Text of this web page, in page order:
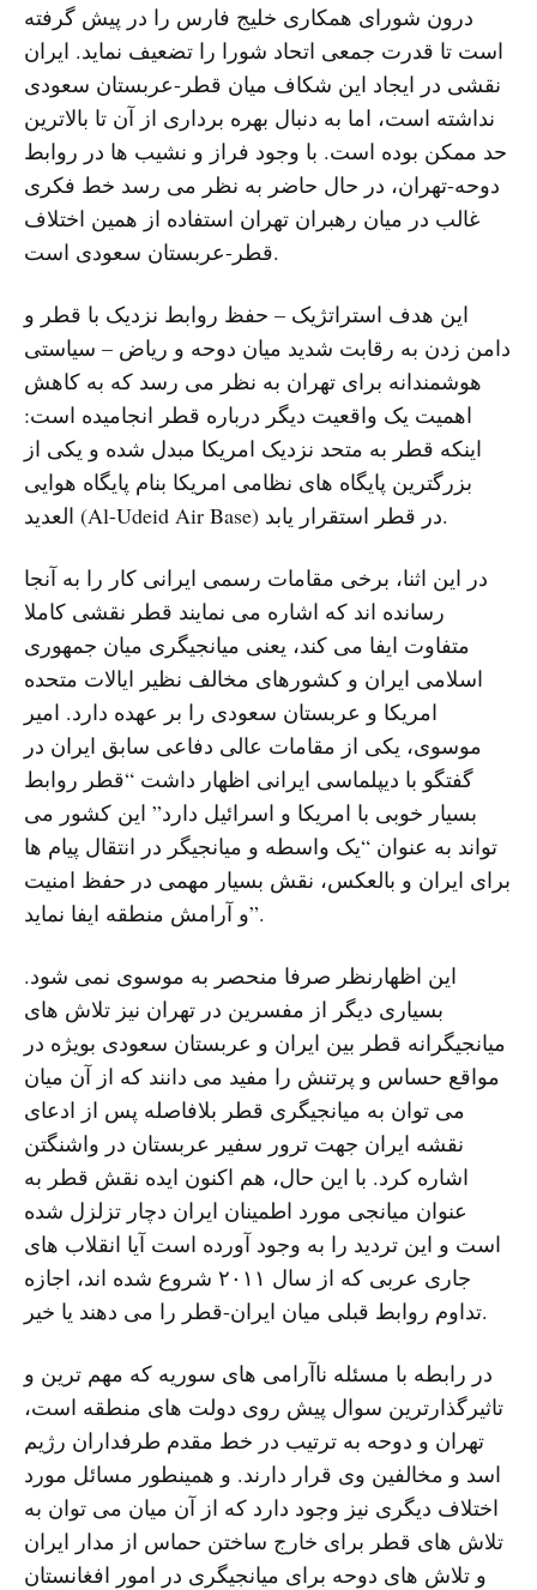
درون شورای همکاری خلیج فارس را در پیش گرفته
است تا قدرت جمعی اتحاد شورا را تضعیف نماید. ایران
نقشی در ایجاد این شکاف میان قطر-عربستان سعودی
نداشته است، اما به دنبال بهره برداری از آن تا بالاترین
حد ممکن بوده است. با وجود فراز و نشیب ها در روابط
دوحه-تهران، در حال حاضر به نظر می رسد خط فکری
غالب در میان رهبران تهران استفاده از همین اختلاف
قطر-عربستان سعودی است.
این هدف استراتژیک – حفظ روابط نزدیک با قطر و
دامن زدن به رقابت شدید میان دوحه و ریاض – سیاستی
هوشمندانه برای تهران به نظر می رسد که به کاهش
اهمیت یک واقعیت دیگر درباره قطر انجامیده است:
اینکه قطر به متحد نزدیک امریکا مبدل شده و یکی از
بزرگترین پایگاه های نظامی امریکا بنام پایگاه هوایی
العدید (Al-Udeid Air Base) در قطر استقرار یابد.
در این اثنا، برخی مقامات رسمی ایرانی کار را به آنجا
رسانده اند که اشاره می نمایند قطر نقشی کاملا
متفاوت ایفا می کند، یعنی میانجیگری میان جمهوری
اسلامی ایران و کشورهای مخالف نظیر ایالات متحده
امریکا و عربستان سعودی را بر عهده دارد. امیر
موسوی، یکی از مقامات عالی دفاعی سابق ایران در
گفتگو با دیپلماسی ایرانی اظهار داشت “قطر روابط
بسیار خوبی با امریکا و اسرائیل دارد” این کشور می
تواند به عنوان “یک واسطه و میانجیگر در انتقال پیام ها
برای ایران و بالعکس، نقش بسیار مهمی در حفظ امنیت
و آرامش منطقه ایفا نماید”.
این اظهارنظر صرفا منحصر به موسوی نمی شود.
بسیاری دیگر از مفسرین در تهران نیز تلاش های
میانجیگرانه قطر بین ایران و عربستان سعودی بویژه در
مواقع حساس و پرتنش را مفید می دانند که از آن میان
می توان به میانجیگری قطر بلافاصله پس از ادعای
نقشه ایران جهت ترور سفیر عربستان در واشنگتن
اشاره کرد. با این حال، هم اکنون ایده نقش قطر به
عنوان میانجی مورد اطمینان ایران دچار تزلزل شده
است و این تردید را به وجود آورده است آیا انقلاب های
جاری عربی که از سال ۲۰۱۱ شروع شده اند، اجازه
تداوم روابط قبلی میان ایران-قطر را می دهند یا خیر.
در رابطه با مسئله ناآرامی های سوریه که مهم ترین و
تاثیرگذارترین سوال پیش روی دولت های منطقه است،
تهران و دوحه به ترتیب در خط مقدم طرفداران رژیم
اسد و مخالفین وی قرار دارند. و همینطور مسائل مورد
اختلاف دیگری نیز وجود دارد که از آن میان می توان به
تلاش های قطر برای خارج ساختن حماس از مدار ایران
و تلاش های دوحه برای میانجیگری در امور افغانستان